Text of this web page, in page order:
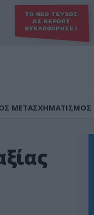
ΜΕΤΑΣΧΗΜΑΤΙΣΜΟΣ